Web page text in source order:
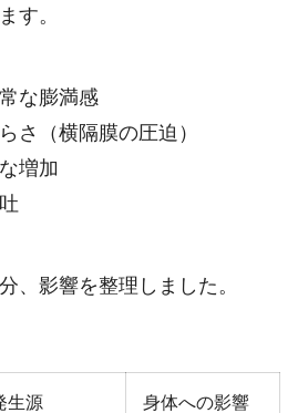
す。
な膨満感
さ（横隔膜の圧迫）
増加
、影響を整理しました。
生源 身体への影響